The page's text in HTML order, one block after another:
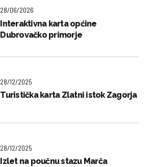
28/06/2026
Interaktivna karta općine
Dubrovačko primorje
28/12/2025
Turistička karta Zlatni istok Zagorja
28/12/2025
Izlet na poučnu stazu Marča